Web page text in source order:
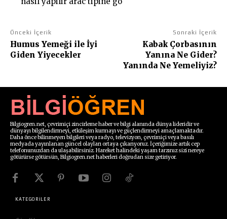
Önceki İçerik
Humus Yemeği ile İyi
Giden Yiyecekler
Sonraki İçerik
Kabak Çorbasının
Yanına Ne Gider?
Yanında Ne Yemeliyiz?
Bilgiogren.net, çevrimiçi zincirleme haber ve bilgi alanında dünya lideridir ve
dünyayı bilgilendirmeyi, etkileşim kurmayı ve güçlendirmeyi amaçlamaktadır.
Daha önce bilinmeyen bilgileri veya radyo, televizyon, çevrimiçi veya basılı
medyada yayınlanan güncel olayları ortaya çıkarıyoruz. İçeriğimize artık cep
telefonunuzdan da ulaşabilirsiniz. Hareket halindeki yaşam tarzınız sizi nereye
götürürse götürsün, Bilgiogren.net haberleri doğrudan size getiriyor.
KATEGORİLER